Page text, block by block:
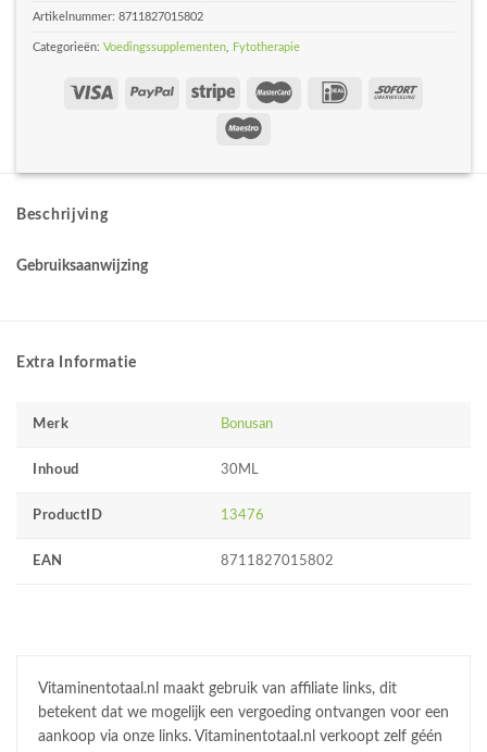
Artikelnummer: 8711827015802
Categorieën: Voedingssupplementen Fytotherapie
Beschrijving
Gebruiksaanwijzing
Extra Informatie
Merk Bonusan
Inhoud 30ML
ProductID 13476
EAN 8711827015802
Vitaminentotaal.nl maakt gebruik van affiliate links, dit
betekent dat we mogelijk een vergoeding ontvangen voor een
aankoop via onze links. Vitaminentotaal.nl verkoopt zelf géén